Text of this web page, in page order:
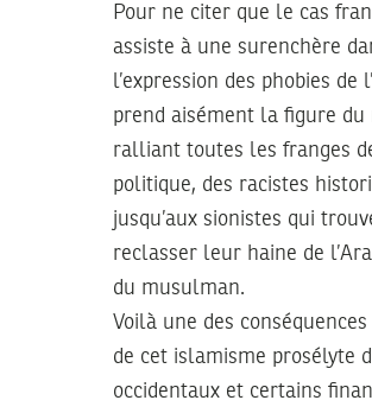
Pour ne citer que le cas
assiste à une surenchère
l’expression des phobies de
prend aisément la figure
ralliant toutes les franges
politique, des racistes
jusqu’aux sionistes qui
reclasser leur haine de
du musulman.
Voilà une des conséquences
de cet islamisme prosélyte
occidentaux et certains